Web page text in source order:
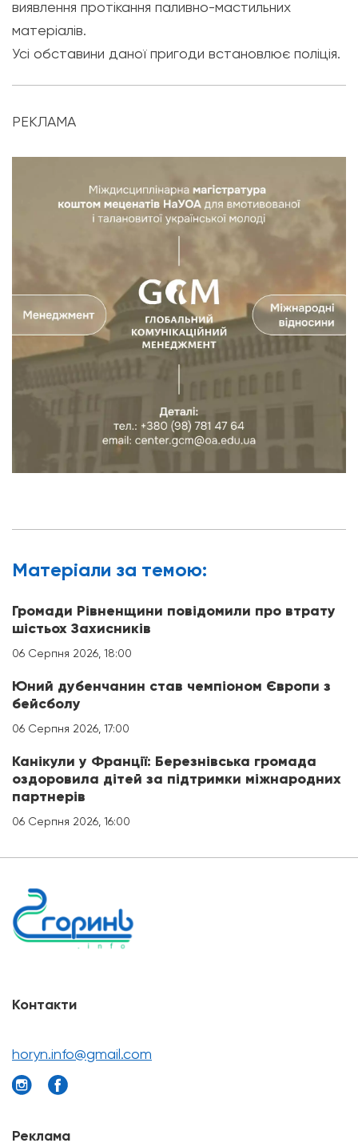
виявлення протікання паливно-мастильних
матеріалів.
Усі обставини даної пригоди встановлює поліція.
РЕКЛАМА
Матерiали за темою:
Громади Рівненщини повідомили про втрату
шістьох Захисників
06 Серпня 2026, 18:00
Юний дубенчанин став чемпіоном Європи з
бейсболу
06 Серпня 2026, 17:00
Канікули у Франції: Березнівська громада
оздоровила дітей за підтримки міжнародних
партнерів
06 Серпня 2026, 16:00
Контакти
horyn.info@gmail.com
Реклама